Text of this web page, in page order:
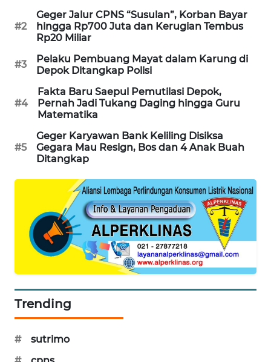
#2
Geger Jalur CPNS “Susulan”, Korban Bayar
hingga Rp700 Juta dan Kerugian Tembus
Rp20 Miliar
#3
Pelaku Pembuang Mayat dalam Karung di
Depok Ditangkap Polisi
#4
Fakta Baru Saepul Pemutilasi Depok,
Pernah Jadi Tukang Daging hingga Guru
Matematika
#5
Geger Karyawan Bank Keliling Disiksa
Gegara Mau Resign, Bos dan 4 Anak Buah
Ditangkap
Trending
#
sutrimo
Network
KONSUMEN
LISTRIK
MASYARAKAT
KELISTRIKAN
WALINKI
ID
MARTABAT
NET
WATCH